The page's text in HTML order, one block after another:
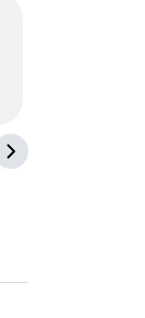
mealmastermind.com